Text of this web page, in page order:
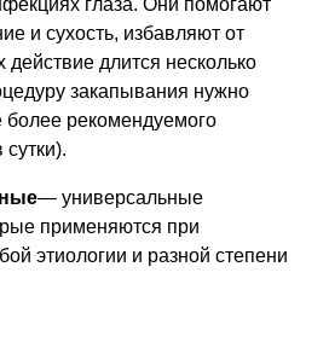
и сухость, избавляют от
длится несколько
закапывания нужно
более рекомендуемого
сутки).
— универсальные
применяются при
этиологии и разной степени